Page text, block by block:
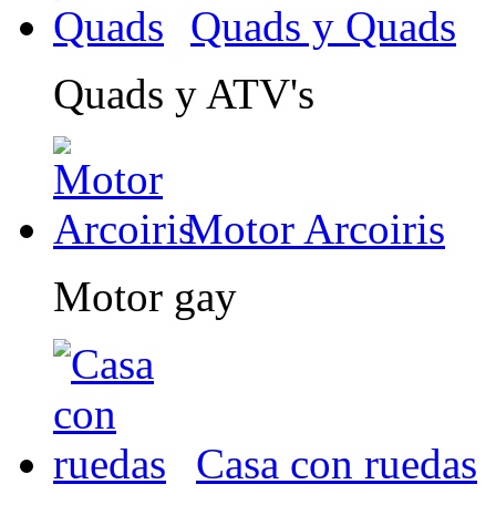
Quads y Quads
Quads y ATV's
Motor Arcoiris
Motor gay
Casa con ruedas